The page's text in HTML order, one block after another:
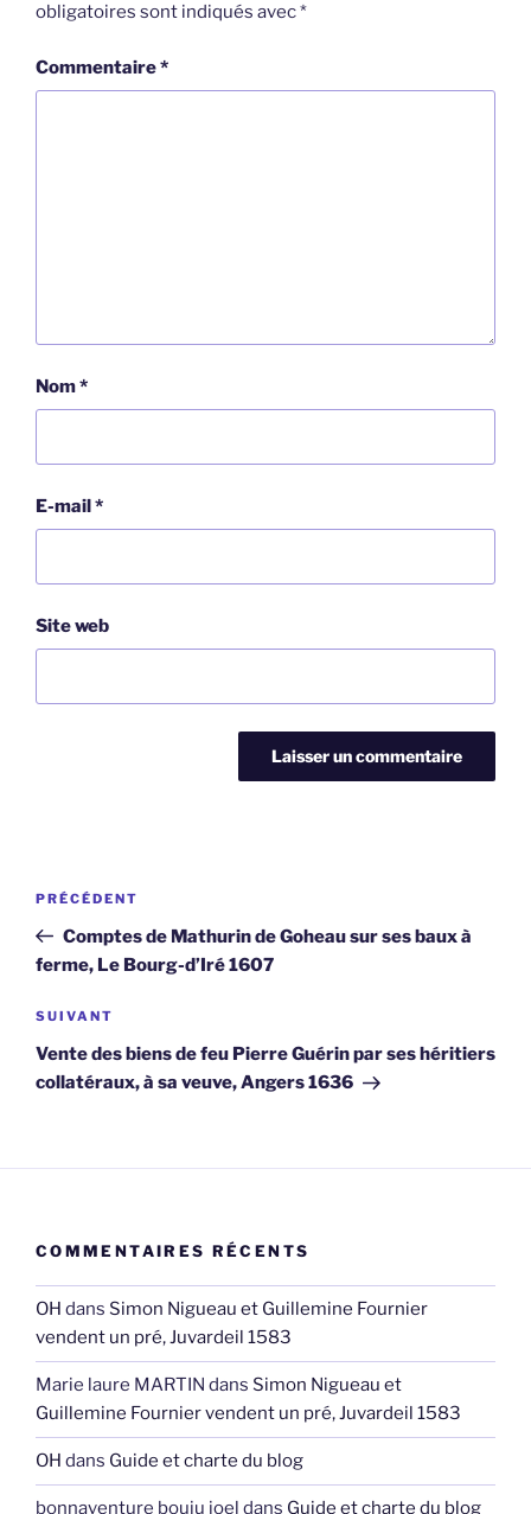
obligatoires sont indiqués avec*
Commentaire*
Nom*
E-mail*
Site web
Navigation
l’article
Article
précédent
PRÉCÉDENT
Comptes de Mathurin de Goheau sur ses baux à
ferme, Le Bourg-d’Iré 1607
Article
suivant
SUIVANT
Vente des biens de feu Pierre Guérin par ses héritiers
collatéraux, à sa veuve, Angers 1636
COMMENTAIRES RÉCENTS
OH dans Simon Nigueau et Guillemine Fournier
vendent un pré, Juvardeil 1583
Marie laure MARTIN dans Simon Nigueau et
Guillemine Fournier vendent un pré, Juvardeil 1583
OH dans Guide et charte du blog
bonnaventure bouju joel dans Guide et charte du blog